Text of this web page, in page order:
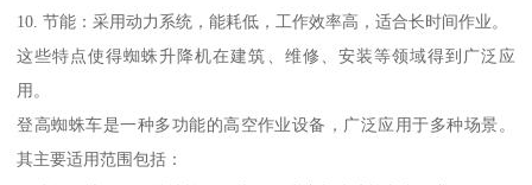
10. 节能：采用动力系统，能耗低，工作效率高，适合长时间作业。
这些特点使得蜘蛛升降机在建筑、维修、安装等领域得到广泛应
用。
登高蜘蛛车是一种多功能的高空作业设备，广泛应用于多种场景。
其主要适用范围包括：